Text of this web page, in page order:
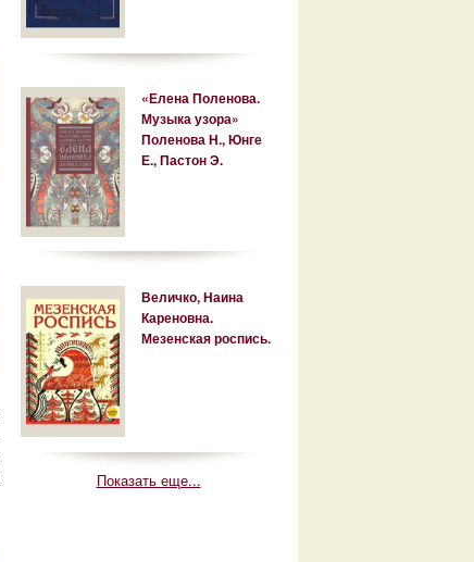
«Елена Поленова.
Музыка узора»
Поленова Н., Юнге
Е., Пастон Э.
Величко, Наина
Кареновна.
Мезенская роспись.
Показать еще...